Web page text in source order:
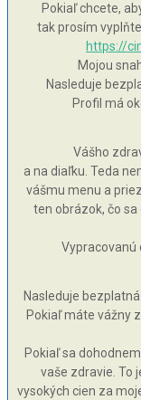
Pokiaľ chcete,
tak prosím
https://
Mojou
Nasleduje
Profil má
Vášho
a na diaľku. Teda
vášmu menu a
ten obrázok, čo sa
Vypracovanú
Nasleduje
Pokiaľ máte vážny
Pokiaľ sa
vaše zdravie. To
vysokých cien za